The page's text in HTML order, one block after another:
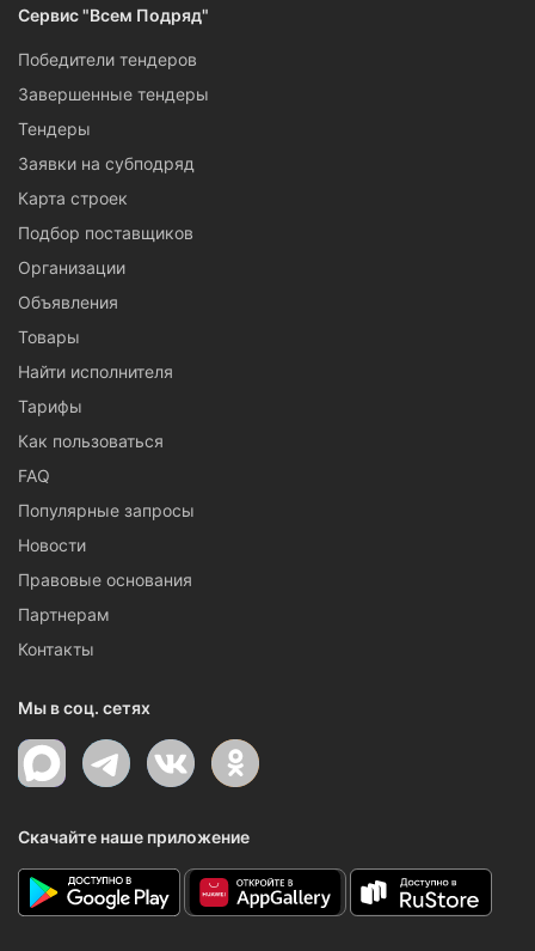
Сервис "Всем Подряд"
Победители тендеров
Завершенные тендеры
Тендеры
Заявки на субподряд
Карта строек
Подбор поставщиков
Организации
Объявления
Товары
Найти исполнителя
Тарифы
Как пользоваться
FAQ
Популярные запросы
Новости
Правовые основания
Партнерам
Контакты
Мы в соц. сетях
Скачайте наше приложение